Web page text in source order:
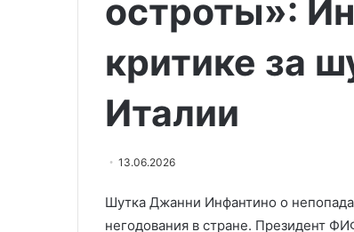
остроты»:
критике за
Италии
13.06.2026
Шутка Джанни Инфантино о
негодования в стране. Президент
праздники
в
майских
05.05.2026
Сенатор